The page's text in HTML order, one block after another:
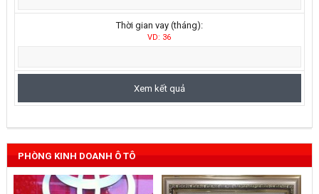
Thời gian vay (tháng):
VD: 36
PHÒNG KINH DOANH Ô TÔ